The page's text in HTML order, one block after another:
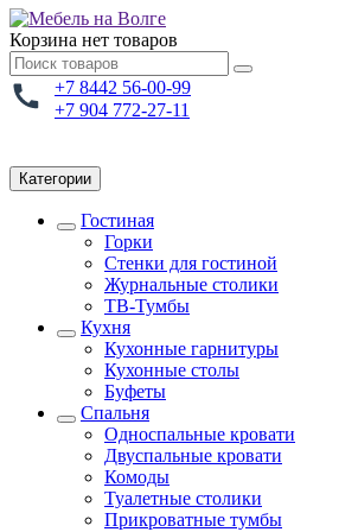
Корзина нет товаров
+7 8442 56-00-99
+7 904 772-27-11
Категории
Гостиная
Горки
Стенки для гостиной
Журнальные столики
TВ-Тумбы
Кухня
Кухонные гарнитуры
Кухонные столы
Буфеты
Спальня
Односпальные кровати
Двуспальные кровати
Комоды
Туалетные столики
Прикроватные тумбы